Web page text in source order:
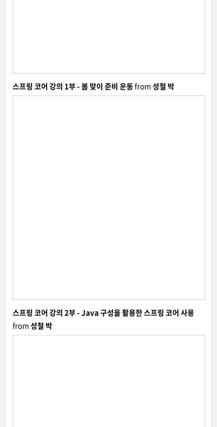
스프링 코어 강의 1부 - 봄 맞이 준비 운동from성철 박
스프링 코어 강의 2부 - Java 구성을 활용한 스프링 코어 사용
from성철 박